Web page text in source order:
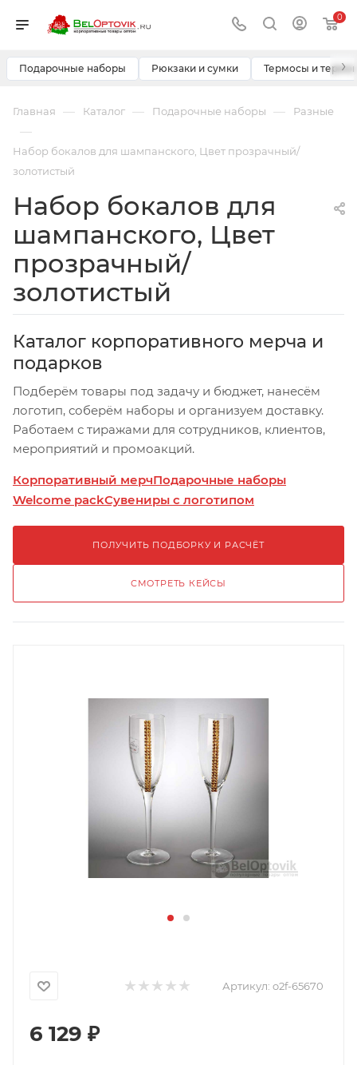
0
Подарочные наборы Рюкзаки и сумки Термосы и ›
Главная — Каталог — Подарочные наборы — Разные
—
Набор бокалов для шампанского, Цвет прозрачный/
золотистый
Набор бокалов для
шампанского, Цвет
прозрачный/
золотистый
Каталог корпоративного мерча и
подарков
Подберём товары под задачу и бюджет, нанесём
логотип, соберём наборы и организуем доставку.
Работаем с тиражами для сотрудников, клиентов,
мероприятий и промоакций.
Корпоративный мерчПодарочные наборы
Welcome packСувениры с логотипом
ПОЛУЧИТЬ ПОДБОРКУ И РАСЧЁТ
СМОТРЕТЬ КЕЙСЫ
Артикул: o2f-65670
6 129 ₽